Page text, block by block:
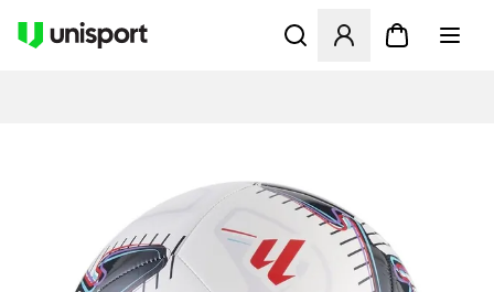
Åbner en Modal til at